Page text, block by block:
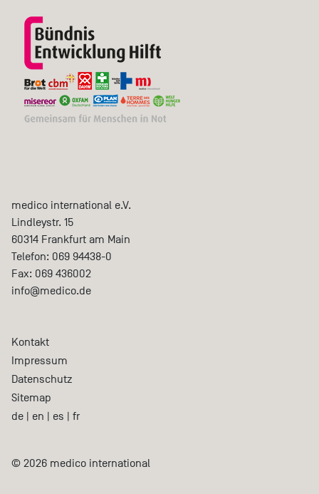
medico international e.V.
Lindleystr. 15
60314 Frankfurt am Main
Telefon: 069 94438-0
Fax: 069 436002
info@medico.de
Kontakt
Impressum
Datenschutz
Sitemap
de | en | es | fr
© 2026 medico international